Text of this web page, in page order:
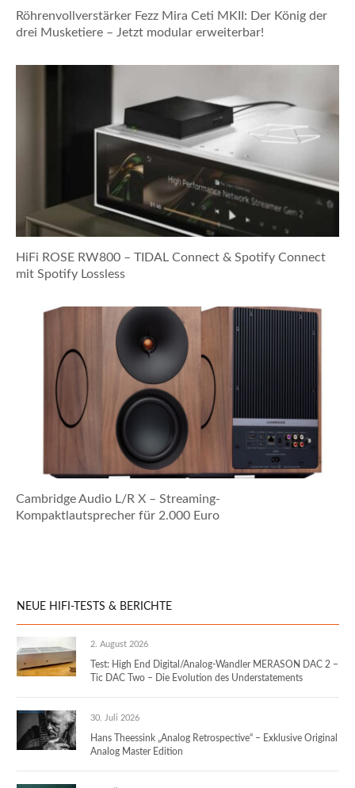
Röhrenvollverstärker Fezz Mira Ceti MKII: Der König der
drei Musketiere – Jetzt modular erweiterbar!
HiFi ROSE RW800 – TIDAL Connect & Spotify Connect
mit Spotify Lossless
Cambridge Audio L/R X – Streaming-
Kompaktlautsprecher für 2.000 Euro
NEUE HIFI-TESTS & BERICHTE
2. August 2026
Test: High End Digital/Analog-Wandler MERASON DAC 2 –
Tic DAC Two – Die Evolution des Understatements
30. Juli 2026
Hans Theessink „Analog Retrospective“ – Exklusive Original
Analog Master Edition